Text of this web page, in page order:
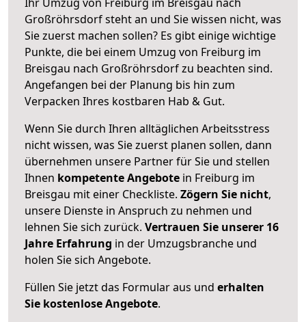
Großröhrsdorf steht an und Sie wissen nicht, was
Sie zuerst machen sollen? Es gibt einige wichtige
Punkte, die bei einem Umzug von Freiburg im
Breisgau nach Großröhrsdorf zu beachten sind.
Angefangen bei der Planung bis hin zum
Verpacken Ihres kostbaren Hab & Gut.
Wenn Sie durch Ihren alltäglichen Arbeitsstress
nicht wissen, was Sie zuerst planen sollen, dann
übernehmen unsere Partner für Sie und stellen
Ihnen kompetente Angebote in Freiburg im
Breisgau mit einer Checkliste. Zögern Sie nicht,
unsere Dienste in Anspruch zu nehmen und
lehnen Sie sich zurück. Vertrauen Sie unserer 16
Jahre Erfahrung in der Umzugsbranche und
holen Sie sich Angebote.
Füllen Sie jetzt das Formular aus und erhalten
Sie kostenlose Angebote.